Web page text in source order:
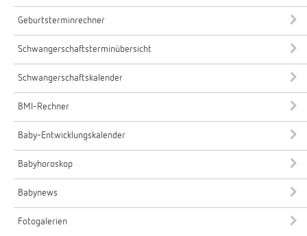
Geburtsterminrechner
Schwangerschaftsterminübersicht
Schwangerschaftskalender
BMI-Rechner
Baby-Entwicklungskalender
Babyhoroskop
Babynews
Fotogalerien